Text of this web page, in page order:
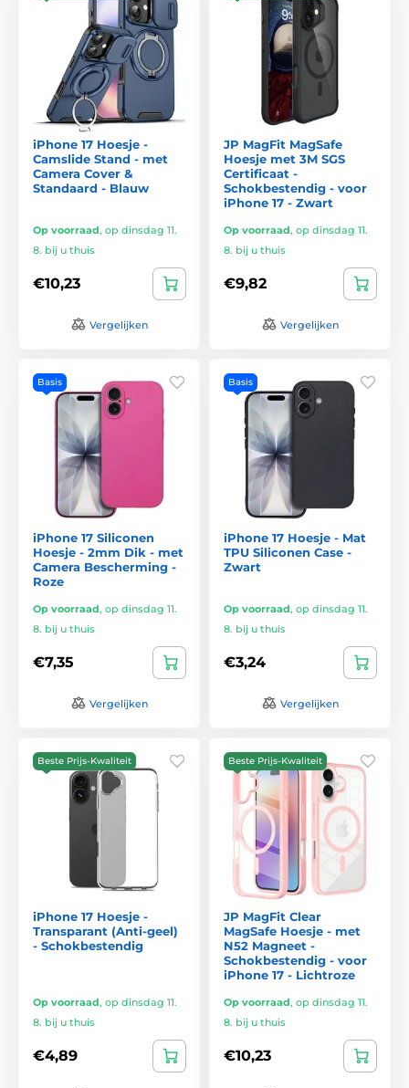
iPhone 17 Hoesje -
Camslide Stand - met
Camera Cover &
Standaard - Blauw
Op voorraad, op dinsdag 11.
8. bij u thuis
€10,23
Vergelijken
JP MagFit MagSafe
Hoesje met 3M SGS
Certificaat -
Schokbestendig - voor
iPhone 17 - Zwart
Op voorraad, op dinsdag 11.
8. bij u thuis
€9,82
Vergelijken
Basis
iPhone 17 Siliconen
Hoesje - 2mm Dik - met
Camera Bescherming -
Roze
Op voorraad, op dinsdag 11.
8. bij u thuis
€7,35
Vergelijken
Basis
iPhone 17 Hoesje - Mat
TPU Siliconen Case -
Zwart
Op voorraad, op dinsdag 11.
8. bij u thuis
€3,24
Vergelijken
Beste Prijs-Kwaliteit
iPhone 17 Hoesje -
Transparant (Anti-geel)
- Schokbestendig
Op voorraad, op dinsdag 11.
8. bij u thuis
€4,89
Beste Prijs-Kwaliteit
JP MagFit Clear
MagSafe Hoesje - met
N52 Magneet -
Schokbestendig - voor
iPhone 17 - Lichtroze
Op voorraad, op dinsdag 11.
8. bij u thuis
€10,23